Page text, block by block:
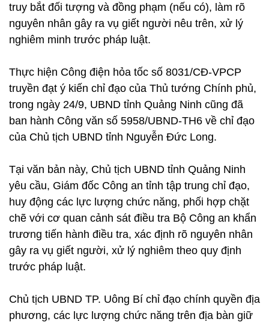
truy bắt đối tượng và đồng phạm (nếu có), làm rõ
nguyên nhân gây ra vụ giết người nêu trên, xử lý
nghiêm minh trước pháp luật.
Thực hiện Công điện hỏa tốc số 8031/CĐ-VPCP
truyền đạt ý kiến chỉ đạo của Thủ tướng Chính phủ,
trong ngày 24/9, UBND tỉnh Quảng Ninh cũng đã
ban hành Công văn số 5958/UBND-TH6 về chỉ đạo
của Chủ tịch UBND tỉnh Nguyễn Đức Long.
Tại văn bản này, Chủ tịch UBND tỉnh Quảng Ninh
yêu cầu, Giám đốc Công an tỉnh tập trung chỉ đạo,
huy động các lực lượng chức năng, phối hợp chặt
chẽ với cơ quan cảnh sát điều tra Bộ Công an khẩn
trương tiến hành điều tra, xác định rõ nguyên nhân
gây ra vụ giết người, xử lý nghiêm theo quy định
trước pháp luật.
Chủ tịch UBND TP. Uông Bí chỉ đạo chính quyền địa
phương, các lực lượng chức năng trên địa bàn giữ